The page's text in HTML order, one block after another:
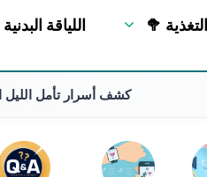
🏋 اللياقة البدنية 🥦 التغذية
كشف أسرار تأمل الليل